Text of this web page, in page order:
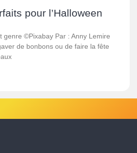
pour l’Halloween
genre ©Pixabay Par : Anny Lemire
de bonbons ou de faire la fête